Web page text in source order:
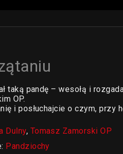
taką pandę – wesołą i
OP.
i posłuchajcie o czym, przy
Dulny, Tomasz Zamorski OP
Pandziochy